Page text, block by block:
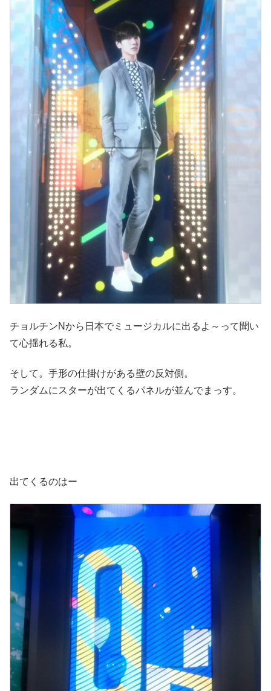
チョルチンNから日本でミュージカルに出るよ～って聞い
て心揺れる私。
そして。手形の仕掛けがある壁の反対側。
ランダムにスターが出てくるパネルが並んでまっす。
出てくるのはー